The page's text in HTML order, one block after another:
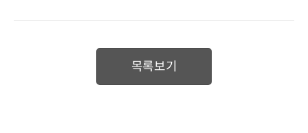
목록보기